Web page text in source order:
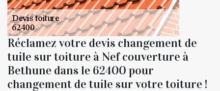
Réclamez votre devis changement de
tuile sur toiture à Nef couverture à
Bethune dans le 62400 pour
changement de tuile sur votre toiture !